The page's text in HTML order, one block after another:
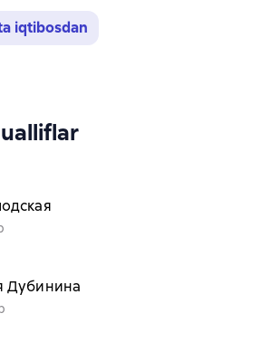
iqtibosdan
Дубинина